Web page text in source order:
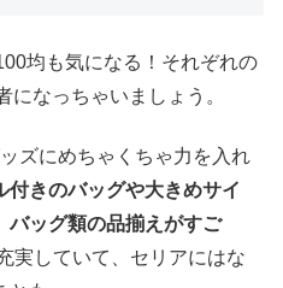
均も気になる！それぞれの
なっちゃいましょう。
ズにめちゃくちゃ力を入れ
付きのバッグや大きめサイ
バッグ類の品揃えがすご
実していて、セリアにはな